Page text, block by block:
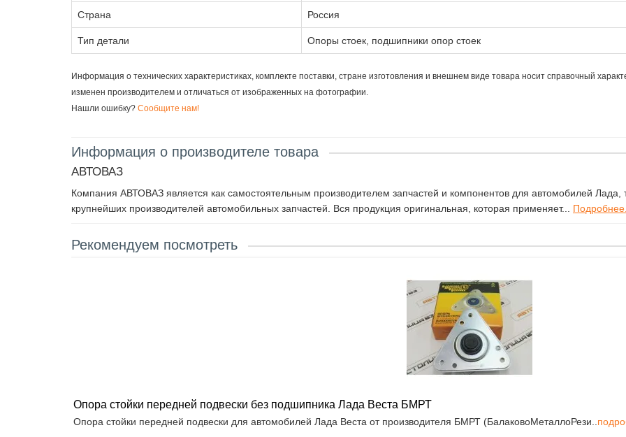
Страна Россия
Тип детали Опоры стоек, подшипники опор стоек
Информация о технических характеристиках, комплекте поставки, стране изготовления и внешнем виде товара носит справочный
изменен производителем и отличаться от изображенных на фотографии.
Нашли ошибку? Сообщите нам!
Информация о производителе товара
АВТОВАЗ
Компания АВТОВАЗ является как самостоятельным производителем запчастей и компонентов для автомобилей
крупнейших производителей автомобильных запчастей. Вся продукция оригинальная, которая применяет...
Рекомендуем посмотреть
Опора стойки передней подвески без подшипника Лада Веста БМРТ
Опора стойки передней подвески для автомобилей Лада Веста от производителя БМРТ (БалаковоМеталлоРези..